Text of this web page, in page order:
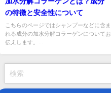
の特徴と安全性について
こちらのページではシャンプーなどに含ま
れる成分の加水分解コラーゲンについてお
伝えします。...